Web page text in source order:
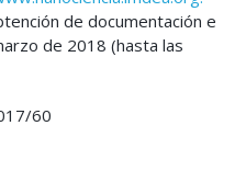
de documentación e
de 2018 (hasta las
60